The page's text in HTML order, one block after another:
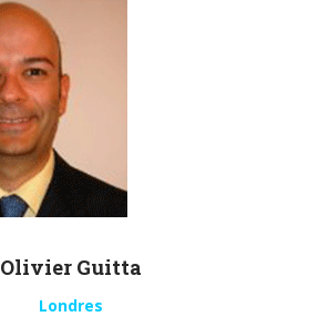
Olivier Guitta
Londres